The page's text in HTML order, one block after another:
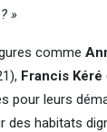
»
comme
Francis Kéré
pour leurs
des habitats